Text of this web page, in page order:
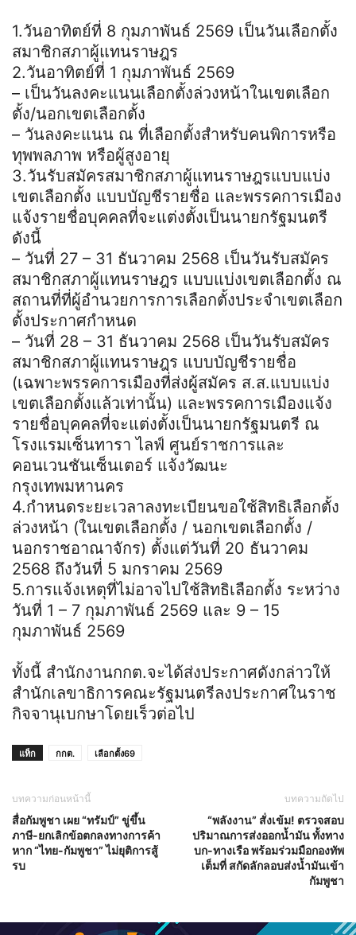
1.วันอาทิตย์ที่ 8 กุมภาพันธ์ 2569 เป็นวันเลือกตั้ง
สมาชิกสภาผู้แทนราษฎร
2.วันอาทิตย์ที่ 1 กุมภาพันธ์ 2569
– เป็นวันลงคะแนนเลือกตั้งล่วงหน้าในเขตเลือก
ตั้ง/นอกเขตเลือกตั้ง
– วันลงคะแนน ณ ที่เลือกตั้งสำหรับคนพิการหรือ
ทุพพลภาพ หรือผู้สูงอายุ
3.วันรับสมัครสมาชิกสภาผู้แทนราษฎรแบบแบ่ง
เขตเลือกตั้ง แบบบัญชีรายชื่อ และพรรคการเมือง
แจ้งรายชื่อบุคคลที่จะแต่งตั้งเป็นนายกรัฐมนตรี
ดังนี้
– วันที่ 27 – 31 ธันวาคม 2568 เป็นวันรับสมัคร
สมาชิกสภาผู้แทนราษฎร แบบแบ่งเขตเลือกตั้ง ณ
สถานที่ที่ผู้อำนวยการการเลือกตั้งประจำเขตเลือก
ตั้งประกาศกำหนด
– วันที่ 28 – 31 ธันวาคม 2568 เป็นวันรับสมัคร
สมาชิกสภาผู้แทนราษฎร แบบบัญชีรายชื่อ
(เฉพาะพรรคการเมืองที่ส่งผู้สมัคร ส.ส.แบบแบ่ง
เขตเลือกตั้งแล้วเท่านั้น) และพรรคการเมืองแจ้ง
รายชื่อบุคคลที่จะแต่งตั้งเป็นนายกรัฐมนตรี ณ
โรงแรมเซ็นทารา ไลฟ์ ศูนย์ราชการและ
คอนเวนชันเซ็นเตอร์ แจ้งวัฒนะ
กรุงเทพมหานคร
4.กำหนดระยะเวลาลงทะเบียนขอใช้สิทธิเลือกตั้ง
ล่วงหน้า (ในเขตเลือกตั้ง / นอกเขตเลือกตั้ง /
นอกราชอาณาจักร) ตั้งแต่วันที่ 20 ธันวาคม
2568 ถึงวันที่ 5 มกราคม 2569
5.การแจ้งเหตุที่ไม่อาจไปใช้สิทธิเลือกตั้ง ระหว่าง
วันที่ 1 – 7 กุมภาพันธ์ 2569 และ 9 – 15
กุมภาพันธ์ 2569
ทั้งนี้ สำนักงานกกต.จะได้ส่งประกาศดังกล่าวให้
สำนักเลขาธิการคณะรัฐมนตรีลงประกาศในราช
กิจจานุเบกษาโดยเร็วต่อไป
แท็ก กกต. เลือกตั้ง69
บทความก่อนหน้านี้
สื่อกัมพูชา เผย “ทรัมป์” ขู่ขึ้น
ภาษี-ยกเลิกข้อตกลงทางการค้า
หาก “ไทย-กัมพูชา” ไม่ยุติการสู้
รบ
บทความถัดไป
“พลังงาน” สั่งเข้ม! ตรวจสอบ
ปริมาณการส่งออกน้ำมัน ทั้งทาง
บก-ทางเรือ พร้อมร่วมมือกองทัพ
เต็มที่ สกัดลักลอบส่งน้ำมันเข้า
กัมพูชา